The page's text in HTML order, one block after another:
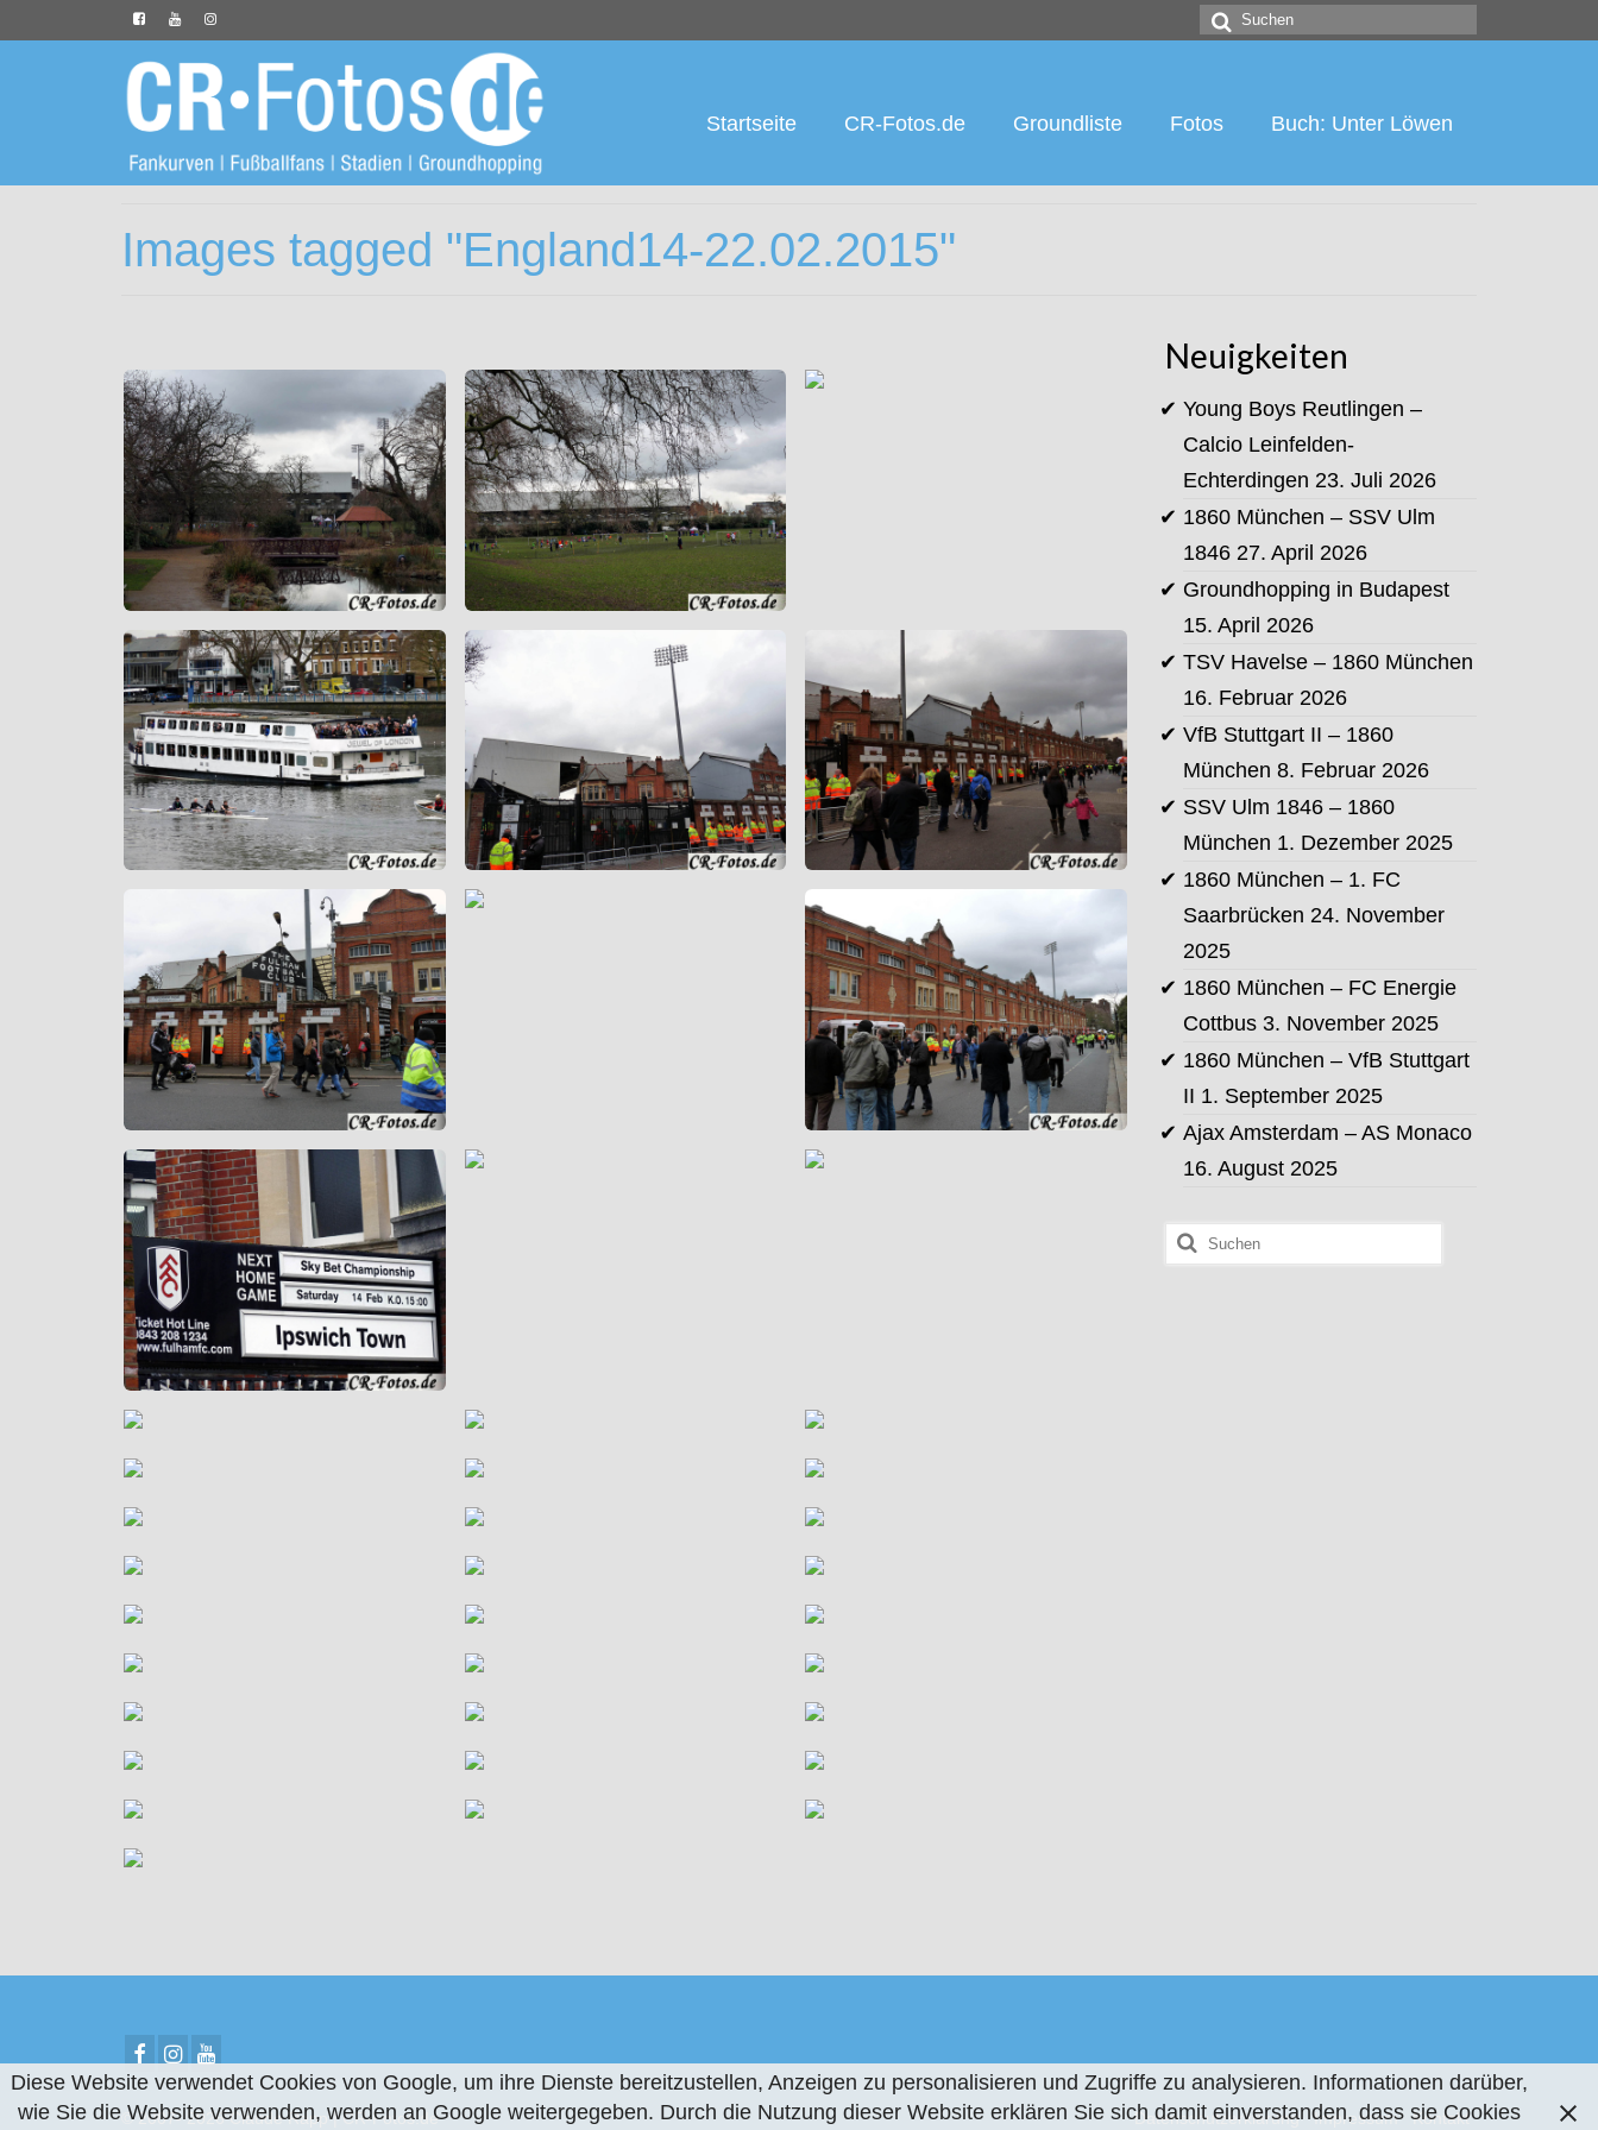
Suchen
nach:
Startseite CR-Fotos.de Groundliste Fotos Buch: Unter Löwen
Images tagged "England14-22.02.2015"
Neuigkeiten
Young Boys Reutlingen –
Calcio Leinfelden-
Echterdingen 23. Juli 2026
1860 München – SSV Ulm
1846 27. April 2026
Groundhopping in Budapest
15. April 2026
TSV Havelse – 1860 München
16. Februar 2026
VfB Stuttgart II – 1860
München 8. Februar 2026
SSV Ulm 1846 – 1860
München 1. Dezember 2025
1860 München – 1. FC
Saarbrücken 24. November
2025
1860 München – FC Energie
Cottbus 3. November 2025
1860 München – VfB Stuttgart
II 1. September 2025
Ajax Amsterdam – AS Monaco
16. August 2025
Suchen
nach:
Datenschutzerklärung Impressum Kontakt
© 2007- 2026 Claude Rapp | CR-Fotos.de
Diese Website verwendet Cookies von Google, um ihre Dienste bereitzustellen, Anzeigen zu personalisieren und Zugriffe zu analysieren. Informationen darüber,
wie Sie die Website verwenden, werden an Google weitergegeben. Durch die Nutzung dieser Website erklären Sie sich damit einverstanden, dass sie Cookies